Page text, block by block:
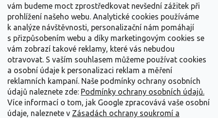
vám budeme moct zprostředkovat nevšední zážitek při
prohlížení našeho webu. Analytické cookies používáme
k analýze návštěvnosti, personalizační nám pomáhají
s přizpůsobením webu a díky marketingovým cookies se
vám zobrazí takové reklamy, které vás nebudou
otravovat. S vaším souhlasem můžeme používat cookies
a osobní údaje k personalizaci reklam a měření
reklamních kampaní. Naše podmínky ochrany osobních
údajů naleznete zde: Podmínky ochrany osobních údajů.
Více informací o tom, jak Google zpracovává vaše osobní
údaje, naleznete v Zásadách ochrany soukromí a
Informace pro Vás
Kontakujte nás